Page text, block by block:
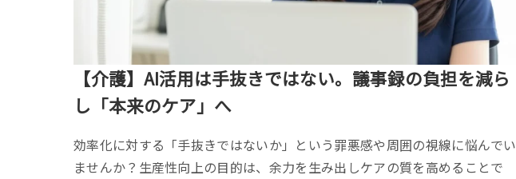
【介護】AI活用は手抜きではない。議事録の負担を減ら
し「本来のケア」へ
効率化に対する「手抜きではないか」という罪悪感や周囲の視線に悩んでい
ませんか？生産性向上の目的は、余力を生み出しケアの質を高めることで